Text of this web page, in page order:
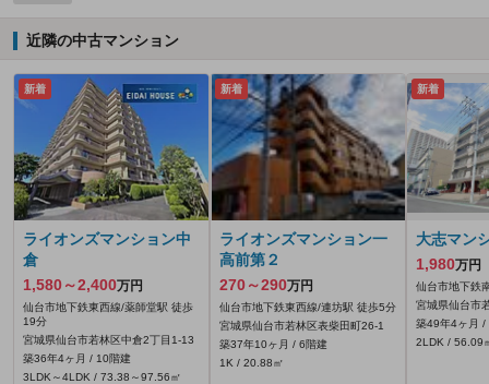
近隣の中古マンション
新着
ライオンズマンション中
倉
1,580～2,400万円
仙台市地下鉄東西線/薬師堂駅 徒歩
19分
宮城県仙台市若林区中倉2丁目1-13
築36年4ヶ月 / 10階建
3LDK～4LDK / 73.38～97.56㎡
新着
ライオンズマンション一
高前第２
270～290万円
仙台市地下鉄東西線/連坊駅 徒歩5分
宮城県仙台市若林区表柴田町26‐1
築37年10ヶ月 / 6階建
1K / 20.88㎡
新着
大志マン
1,980万円
仙台市地下鉄
宮城県仙台市
築49年4ヶ月 /
2LDK / 56.09